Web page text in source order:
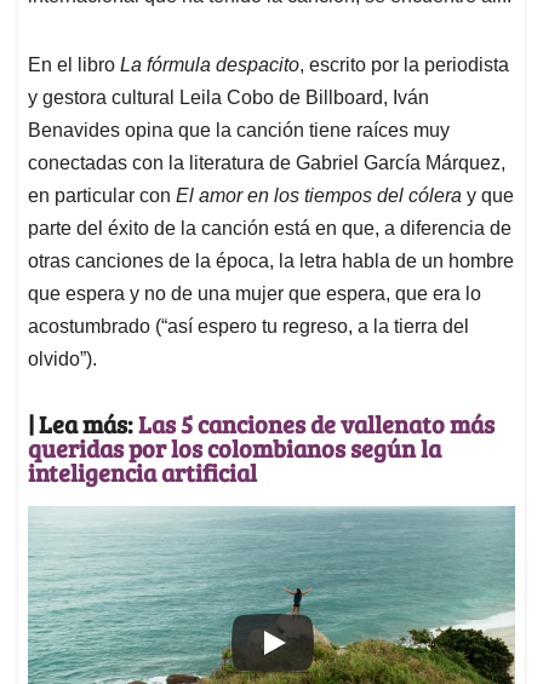
En el libro La fórmula despacito, escrito por la periodista
y gestora cultural Leila Cobo de Billboard, Iván
Benavides opina que la canción tiene raíces muy
conectadas con la literatura de Gabriel García Márquez,
en particular con El amor en los tiempos del cólera y que
parte del éxito de la canción está en que, a diferencia de
otras canciones de la época, la letra habla de un hombre
que espera y no de una mujer que espera, que era lo
acostumbrado (“así espero tu regreso, a la tierra del
olvido”).
| Lea más:Las 5 canciones de vallenato más
queridas por los colombianos según la
inteligencia artificial